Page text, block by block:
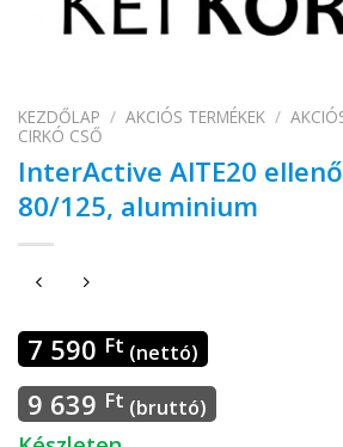
KEZDŐLAP / AKCIÓS TERMÉKEK /
CIRKÓ CSŐ
InterActive AlTE20
80/125, aluminium
7 590 Ft (nettó)
9 639 Ft (bruttó)